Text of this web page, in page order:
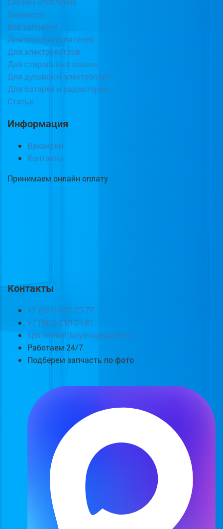
Запчасти
Все запчасти
Для водонагревателей
Для электрокотлов
Для стиральных машин
Для духовок и электроплит
Для батарей и радиаторов
Статьи
Информация
Вакансии
Контакты
Принимаем онлайн оплату
Контакты
+7 (921) 807-73-77
+7 (812) 219-84-81
spb.remont-boylera@yandex.ru
Работаем 24/7
Подберем запчасть по фото